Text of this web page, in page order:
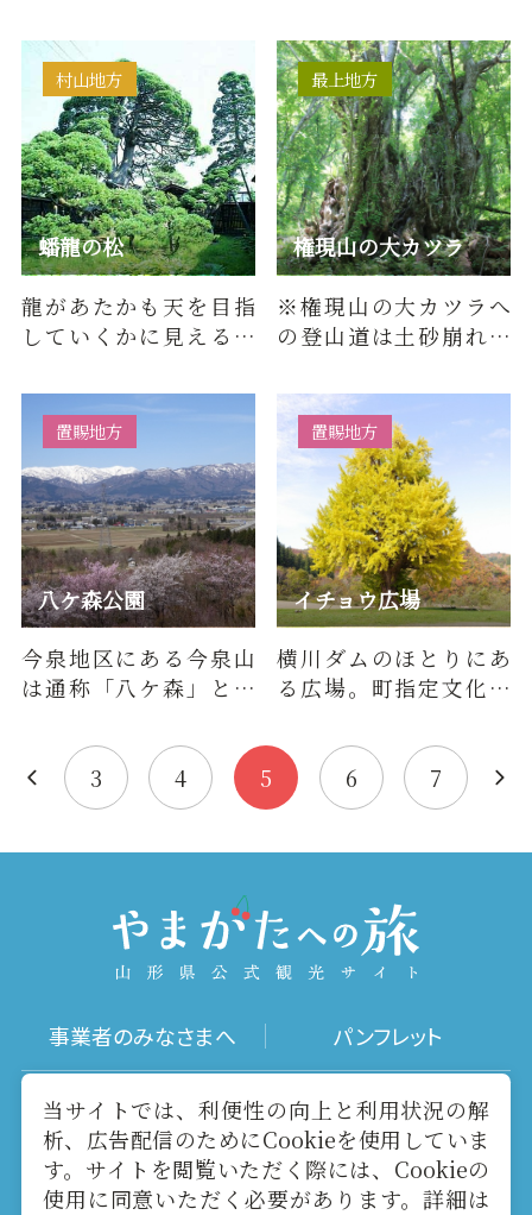
「春のはかない命」と
言われるそ…
蟠龍の松
村山地方
龍があたかも天を目指
していくかに見える松
で、県指定天然記念
物。
権現山の大カツラ
最上地方
※権現山の大カツラへ
の登山道は土砂崩れに
東法田から白川ダムの
方に向か…
八ケ森公園
置賜地方
今泉地区にある今泉山
は通称「八ケ森」と呼
ケ森からなる周囲の
山々を眺望…
イチョウ広場
置賜地方
横川ダムのほとりにあ
る広場。町指定文化財
イチョウの形をしたイ
チョウ池…
3 4 5 6 7
事業者のみなさまへ パンフレット
写真ダウンロード 動画ギャラリー
お役立ちリンク 当サイトについて
当サイトでは、利便性の向上と利用状況の解
析、広告配信のためにCookieを使用していま
す。サイトを閲覧いただく際には、Cookieの
使用に同意いただく必要があります。詳細は